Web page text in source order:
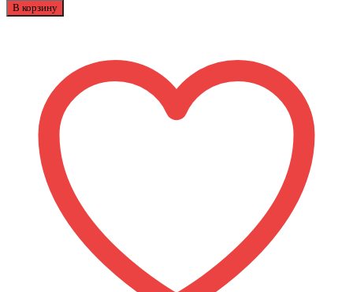
товара
SPRINT
В корзину